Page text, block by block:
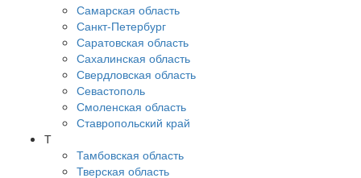
Самарская область
Санкт-Петербург
Саратовская область
Сахалинская область
Свердловская область
Севастополь
Смоленская область
Ставропольский край
Т
Тамбовская область
Тверская область